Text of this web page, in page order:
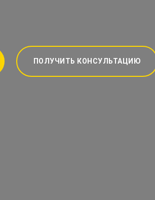
ПОЛУЧИТЬ КОНСУЛЬТАЦИЮ